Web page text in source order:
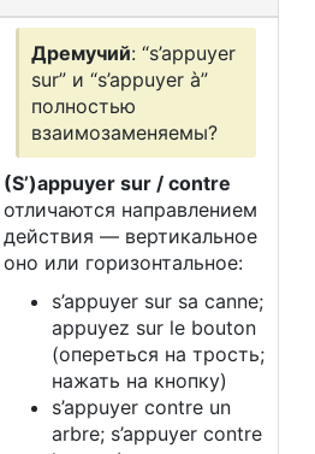
Дремучий: “s’appuyer
sur” и “s’appuyer à”
полностью
взаимозаменяемы?
(S’)appuyer sur / contre
отличаются направлением
действия — вертикальное
оно или горизонтальное:
s’appuyer sur sa canne;
appuyez sur le bouton
(опереться на трость;
нажать на кнопку)
s’appuyer contre un
arbre; s’appuyer contre